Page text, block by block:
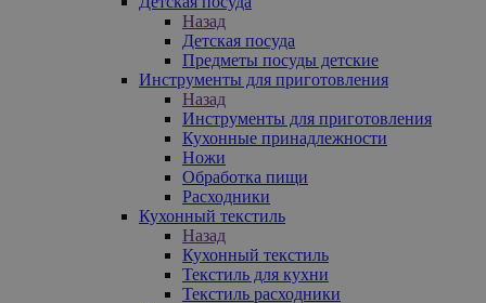
Назад
Детская посуда
Предметы посуды детские
Инструменты для приготовления
Назад
Инструменты для приготовления
Кухонные принадлежности
Ножи
Обработка пищи
Расходники
Кухонный текстиль
Назад
Кухонный текстиль
Текстиль для кухни
Текстиль расходники